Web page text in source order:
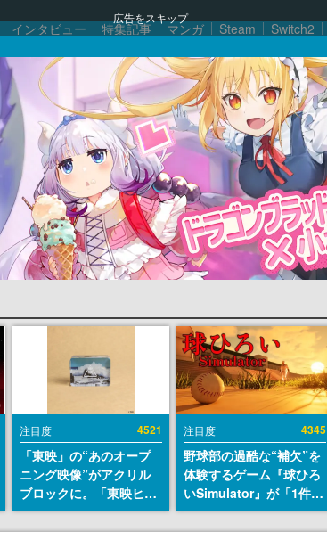
広告をスキップ
インタビュー 特集記事 マンガ Steam Switch2
注目度 4521
「東映」の“あのオープ
ニング映像”がアクリル
ブロックに。「東映ヒス
トリカル グッズコレクシ
ョン」が8月下旬より発
注目度 4345
野球部の過酷な“補欠”を
体験するゲーム『球ひろ
いSimulator』が「1件」
のウィッシュリストをも
とにチェコ語に対応し